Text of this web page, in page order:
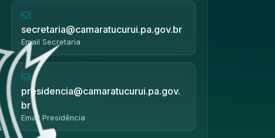
secretaria@camaratucurui.pa.gov.br
Email Secretaria
presidencia@camaratucurui.pa.gov.
br
Email Presidência